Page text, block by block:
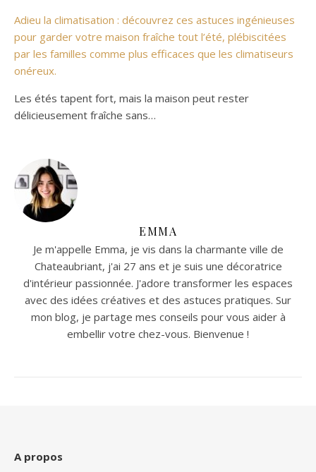
Adieu la climatisation : découvrez ces astuces ingénieuses
pour garder votre maison fraîche tout l’été, plébiscitées
par les familles comme plus efficaces que les climatiseurs
onéreux.
Les étés tapent fort, mais la maison peut rester
délicieusement fraîche sans…
EMMA
Je m'appelle Emma, je vis dans la charmante ville de
Chateaubriant, j'ai 27 ans et je suis une décoratrice
d'intérieur passionnée. J'adore transformer les espaces
avec des idées créatives et des astuces pratiques. Sur
mon blog, je partage mes conseils pour vous aider à
embellir votre chez-vous. Bienvenue !
A propos